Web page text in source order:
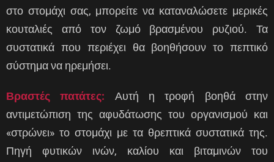
στο στομάχι σας, μπορείτε να καταναλώσετε μερικές
κουταλιές από τον ζωμό βρασμένου ρυζιού. Τα
συστατικά που περιέχει θα βοηθήσουν το πεπτικό
σύστημα να ηρεμήσει.
Βραστές πατάτες: Αυτή η τροφή βοηθά στην
αντιμετώπιση της αφυδάτωσης του οργανισμού και
«στρώνει» το στομάχι με τα θρεπτικά συστατικά της.
Πηγή φυτικών ινών, καλίου και βιταμινών του